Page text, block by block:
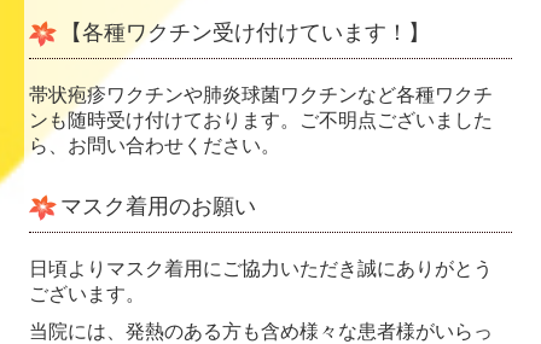
【各種ワクチン受け付けています！】
帯状疱疹ワクチンや肺炎球菌ワクチンなど各種ワクチ
ンも随時受け付けております。ご不明点ございました
ら、お問い合わせください。
マスク着用のお願い
日頃よりマスク着用にご協力いただき誠にありがとう
ございます。
当院には、発熱のある方も含め様々な患者様がいらっ